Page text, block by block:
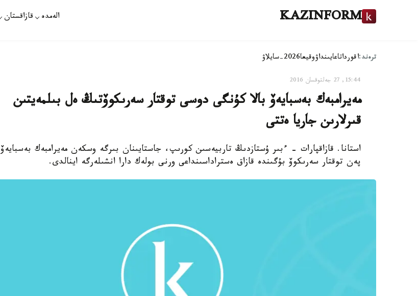
KAZINFORM الەمدە قازاقستان
ترەند:اقورداتاعايىنداۋوقيعا2026-سايلاۋ
15:44, 27 جەلتوقسان 2016
مەيرامبەك بەسبايەۆ بالا كۇنگى دوسى توقتار سەرىكوۆتىڭ ەل بىلمەيتىن
قىرلارىن جاريا ەتتى
استانا. قازاقپارات - ءبىر ۇستازدىڭ تاربيەسىن كورىپ، جاستايىنان بىرگە وسكەن مەيرامبەك بەسبايەۆ
پەن توقتار سەرىكوۆ بۇگىندە قازاق ەستراداسىنداعى ورنى بولەك دارا انشىلەرگە اينالدى.